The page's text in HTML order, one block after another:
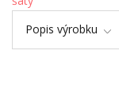
Popis výrobku